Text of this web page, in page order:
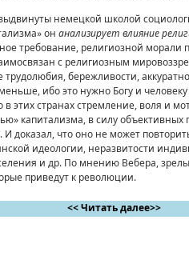
немецкой школой
он анализирует влияние
требование, религиозной морали
с религиозным
береж­ливости,
ибо это нужно Богу и
этих странах стремление, воля и
капитализма, в силу
что оно не может
идеологии, неразвитости
и др. По мнению Вебера,
приведут к революции.
<< Читать далее>>